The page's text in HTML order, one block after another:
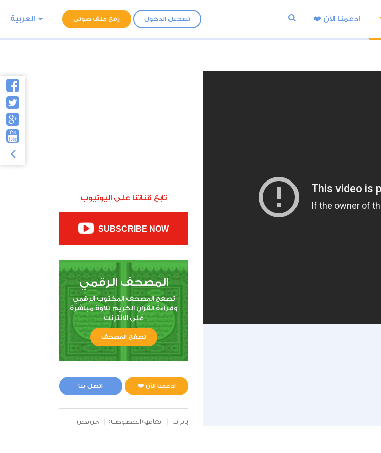
تسجيل الدخول رفع ملف صوتى العربية ادعمنا اﻵن ❤️
تابع قناتنا على اليوتيوب
SUBSCRIBE NOW
المصحف الرقمي
تصفح المصحف المكتوب الرقمي
وقراءة القران الكريم تلاوة مباشرة
على الانترنت
تصفح المصحف
ادعمنا الآن ❤️ اتصل بنا
بانرات اتفاقية الخصوصية من نحن